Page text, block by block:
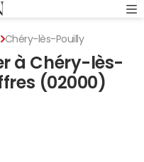
Chéry-lès-Pouilly
à Chéry-lès-
(02000)